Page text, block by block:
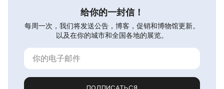
给你的一封信！
每周一次，我们将发送公告，博客，促销和博物馆更新。
以及在你的城市和全国各地的展览。
ПОДПИСАТЬСЯ